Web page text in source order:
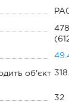
об'єкт
32